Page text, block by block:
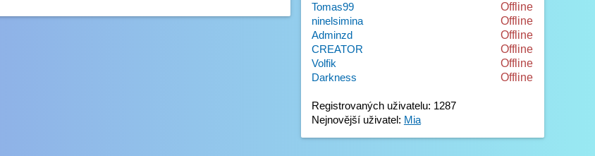
Tomas99
Offline
ninelsimina
Offline
Adminzd
Offline
CREATOR
Offline
Volfik
Offline
Darkness
Offline
Registrovaných uživatelu: 1287
Nejnovější uživatel: Mia